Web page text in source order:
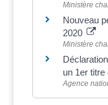
Ministère
Nouveau
2020
Ministère
un 1er titre
Agence